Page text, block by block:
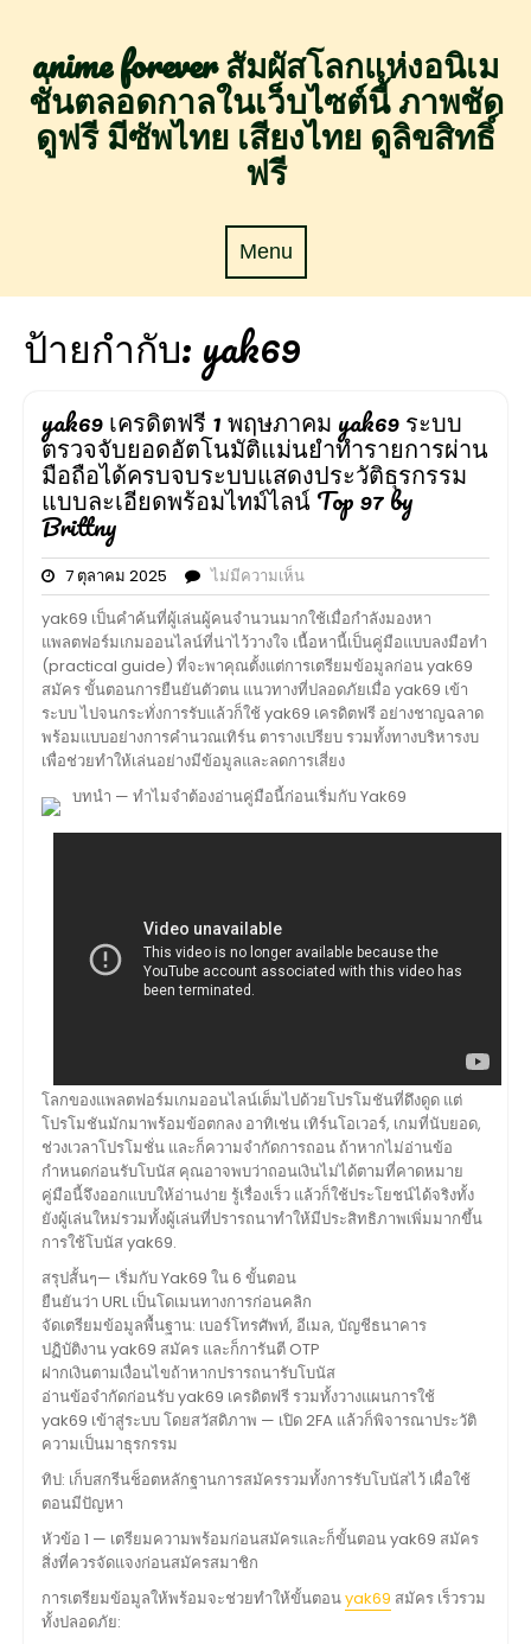
contentanime forever สัมผัสโลกแห่งอนิเม
ชั่นตลอดกาลในเว็บไซต์นี้ ภาพชัด
ดูฟรี มีซัพไทย เสียงไทย ดูลิขสิทธิ์
ฟรี
MenuMenu
ป้ายกำกับ:yak69
yak69 เครดิตฟรี 1 พฤษภาคม yak69 ระบบ
ตรวจจับยอดอัตโนมัติแม่นยำทำรายการผ่าน
มือถือได้ครบจบระบบแสดงประวัติธุรกรรม
แบบละเอียดพร้อมไทม์ไลน์ Top 97 by
Brittny
7 ตุลาคม 2025
ไม่มีความเห็น
yak69 เป็นคำค้นที่ผู้เล่นผู้คนจำนวนมากใช้เมื่อกำลังมองหา
แพลตฟอร์มเกมออนไลน์ที่น่าไว้วางใจ เนื้อหานี้เป็นคู่มือแบบลงมือทำ
(practical guide) ที่จะพาคุณตั้งแต่การเตรียมข้อมูลก่อน yak69
สมัคร ขั้นตอนการยืนยันตัวตน แนวทางที่ปลอดภัยเมื่อ yak69 เข้า
ระบบ ไปจนกระทั่งการรับแล้วก็ใช้ yak69 เครดิตฟรี อย่างชาญฉลาด
พร้อมแบบอย่างการคำนวณเทิร์น ตารางเปรียบ รวมทั้งทางบริหารงบ
เพื่อช่วยทำให้เล่นอย่างมีข้อมูลและลดการเสี่ยง
บทนำ — ทำไมจำต้องอ่านคู่มือนี้ก่อนเริ่มกับ Yak69
โลกของแพลตฟอร์มเกมออนไลน์เต็มไปด้วยโปรโมชันที่ดึงดูด แต่
โปรโมชันมักมาพร้อมข้อตกลง อาทิเช่น เทิร์นโอเวอร์, เกมที่นับยอด,
ช่วงเวลาโปรโมชั่น และก็ความจำกัดการถอน ถ้าหากไม่อ่านข้อ
กำหนดก่อนรับโบนัส คุณอาจพบว่าถอนเงินไม่ได้ตามที่คาดหมาย
คู่มือนี้จึงออกแบบให้อ่านง่าย รู้เรื่องเร็ว แล้วก็ใช้ประโยชน์ได้จริงทั้ง
ยังผู้เล่นใหม่รวมทั้งผู้เล่นที่ปรารถนาทำให้มีประสิทธิภาพเพิ่มมากขึ้น
การใช้โบนัส yak69.
สรุปสั้นๆ— เริ่มกับ Yak69 ใน 6 ขั้นตอน
ยืนยันว่า URL เป็นโดเมนทางการก่อนคลิก
จัดเตรียมข้อมูลพื้นฐาน: เบอร์โทรศัพท์, อีเมล, บัญชีธนาคาร
ปฏิบัติงาน yak69 สมัคร และก็การันตี OTP
ฝากเงินตามเงื่อนไขถ้าหากปรารถนารับโบนัส
อ่านข้อจำกัดก่อนรับ yak69 เครดิตฟรี รวมทั้งวางแผนการใช้
yak69 เข้าสู่ระบบ โดยสวัสดิภาพ — เปิด 2FA แล้วก็พิจารณาประวัติ
ความเป็นมาธุรกรรม
ทิป: เก็บสกรีนช็อตหลักฐานการสมัครรวมทั้งการรับโบนัสไว้ เผื่อใช้
ตอนมีปัญหา
หัวข้อ 1 — เตรียมความพร้อมก่อนสมัครและก็ขั้นตอน yak69 สมัคร
สิ่งที่ควรจัดแจงก่อนสมัครสมาชิก
การเตรียมข้อมูลให้พร้อมจะช่วยทำให้ขั้นตอนyak69 สมัคร เร็วรวม
ทั้งปลอดภัย: